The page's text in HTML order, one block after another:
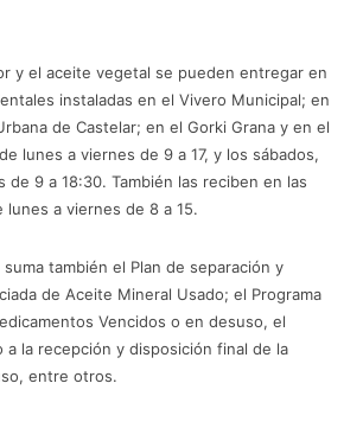
y el aceite vegetal se pueden entregar en
instaladas en el Vivero Municipal; en
de Castelar; en el Gorki Grana y en el
lunes a viernes de 9 a 17, y los sábados,
de 9 a 18:30. También las reciben en las
a viernes de 8 a 15.
también el Plan de separación y
de Aceite Mineral Usado; el Programa
Vencidos o en desuso, el
a la recepción y disposición final de la
entre otros.